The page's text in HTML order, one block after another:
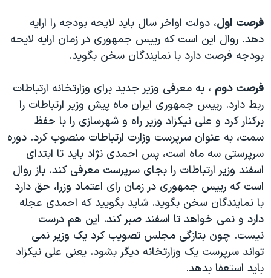
فرصت اول، دولت اواخر سال باید لایحه بودجه را ارایه
دهد. روال این است که رییس جمهوری در زمان ارایه لایحه
بودجه فرصت دارد با نمایندگان سخن بگوید.
فرصت دوم ، به معرفی وزیر جدید برای وزارتخانه ارتباطات
ربط دارد. رییس جمهوری ایران ماه پیش وزیر ارتباطات را
برکنار کرد و علی نیکزاد وزیر راه و شهرسازی را با حفظ
سمت، به عنوان سرپرست وزارت ارتباطات منصوب کرد. دوره
سرپرستی سه ماه است، پس احمدی نژاد باید تا ابتدای
اسفند وزیر ارتباطات را بجای سرپرست معرفی کند. باز روال
است که رییس جمهوری در زمان رای اعتماد وزرا، حق دارد
با نمایندگان سخن بگوید. شاید بگویید که احمدی عجله
دارد و نمی خواهد تا اسفند صبر کند. این هم درست
نیست. چون بتازگی مجلس تصویب کرد یک وزیر نمی
تواند سرپرست یک وزارتخانه دیگر بشود. یعنی علی نیکزاد
باید استعفا بدهد.